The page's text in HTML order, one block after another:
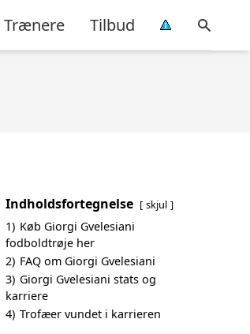
Trænere Tilbud
Indholdsfortegnelse skjul
1) Køb Giorgi Gvelesiani
fodboldtrøje her
2) FAQ om Giorgi Gvelesiani
3) Giorgi Gvelesiani stats og
karriere
4) Trofæer vundet i karrieren